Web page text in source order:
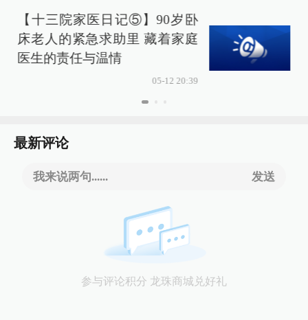
【十三院家医日记⑤】90岁卧
床老人的紧急求助里 藏着家庭
医生的责任与温情
05-12 20:39
最新评论
我来说两句...... 发送
参与评论积分 龙珠商城兑好礼